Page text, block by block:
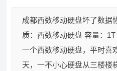
成都西数移动硬盘坏了数据
质：西数移动硬盘 容量：
一个西数移动硬盘，平时喜
天，一不小心硬盘从三楼楼